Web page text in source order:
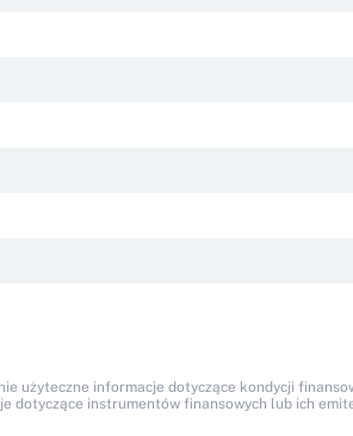
użyteczne informacje dotyczące kondycji
dotyczące instrumentów finansowych lub ich